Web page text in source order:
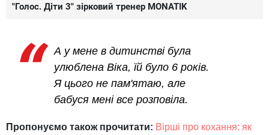
"Голос. Діти 3" зірковий тренер MONATIK
А у мене в дитинстві була
улюблена Віка, їй було 6 років.
Я цього не пам'ятаю, але
бабуся мені все розповіла.
Пропонуємо також прочитати: Вірші про кохання: як